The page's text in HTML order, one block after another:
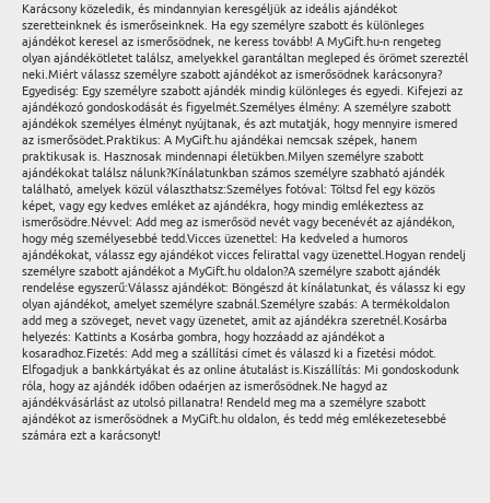
Karácsony közeledik, és mindannyian keresgéljük az ideális ajándékot
szeretteinknek és ismerőseinknek. Ha egy személyre szabott és különleges
ajándékot keresel az ismerősödnek, ne keress tovább! A MyGift.hu-n rengeteg
olyan ajándékötletet találsz, amelyekkel garantáltan megleped és örömet szereztél
neki.Miért válassz személyre szabott ajándékot az ismerősödnek karácsonyra?
Egyediség: Egy személyre szabott ajándék mindig különleges és egyedi. Kifejezi az
ajándékozó gondoskodását és figyelmét.Személyes élmény: A személyre szabott
ajándékok személyes élményt nyújtanak, és azt mutatják, hogy mennyire ismered
az ismerősödet.Praktikus: A MyGift.hu ajándékai nemcsak szépek, hanem
praktikusak is. Hasznosak mindennapi életükben.Milyen személyre szabott
ajándékokat találsz nálunk?Kínálatunkban számos személyre szabható ajándék
található, amelyek közül választhatsz:Személyes fotóval: Töltsd fel egy közös
képet, vagy egy kedves emléket az ajándékra, hogy mindig emlékeztess az
ismerősödre.Névvel: Add meg az ismerősöd nevét vagy becenévét az ajándékon,
hogy még személyesebbé tedd.Vicces üzenettel: Ha kedveled a humoros
ajándékokat, válassz egy ajándékot vicces felirattal vagy üzenettel.Hogyan rendelj
személyre szabott ajándékot a MyGift.hu oldalon?A személyre szabott ajándék
rendelése egyszerű:Válassz ajándékot: Böngészd át kínálatunkat, és válassz ki egy
olyan ajándékot, amelyet személyre szabnál.Személyre szabás: A termékoldalon
add meg a szöveget, nevet vagy üzenetet, amit az ajándékra szeretnél.Kosárba
helyezés: Kattints a Kosárba gombra, hogy hozzáadd az ajándékot a
kosaradhoz.Fizetés: Add meg a szállítási címet és válaszd ki a fizetési módot.
Elfogadjuk a bankkártyákat és az online átutalást is.Kiszállítás: Mi gondoskodunk
róla, hogy az ajándék időben odaérjen az ismerősödnek.Ne hagyd az
ajándékvásárlást az utolsó pillanatra! Rendeld meg ma a személyre szabott
ajándékot az ismerősödnek a MyGift.hu oldalon, és tedd még emlékezetesebbé
számára ezt a karácsonyt!